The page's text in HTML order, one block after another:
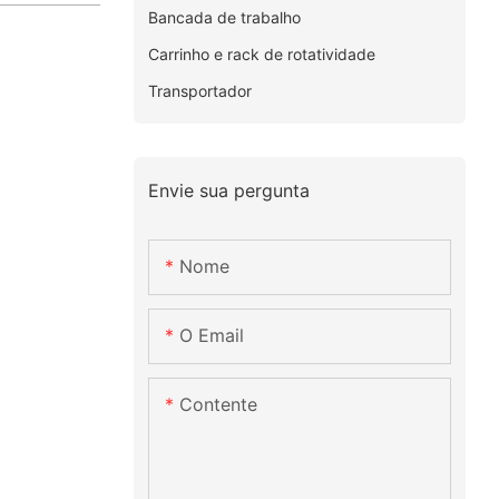
Bancada de trabalho
Carrinho e rack de rotatividade
Transportador
Envie sua pergunta
Nome
O Email
Contente